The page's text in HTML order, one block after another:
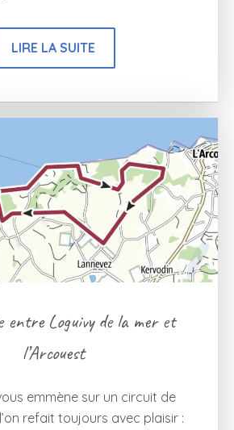
LIRE LA SUITE
entre Loguivy de la mer et
l’Arcouest
emmène sur un circuit de
refait toujours avec plaisir :